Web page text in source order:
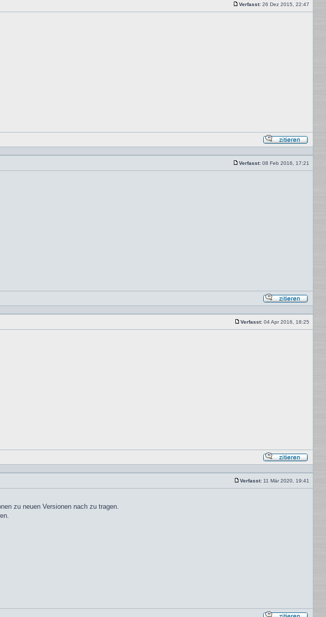
Verfasst: 26 Dez 2015, 22:47
Mit
Verfasst: 08 Feb 2016, 17:21
Mit
Verfasst: 04 Apr 2016, 18:25
Mit
Verfasst: 11 Mär 2020, 19:41
zu neuen Versionen nach zu tragen.